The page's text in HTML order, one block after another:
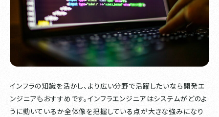
インフラの知識を活かし、より広い分野で活躍したいなら開発エ
ンジニアもおすすめです。インフラエンジニアはシステムがどのよ
うに動いているか全体像を把握している点が大きな強みになり